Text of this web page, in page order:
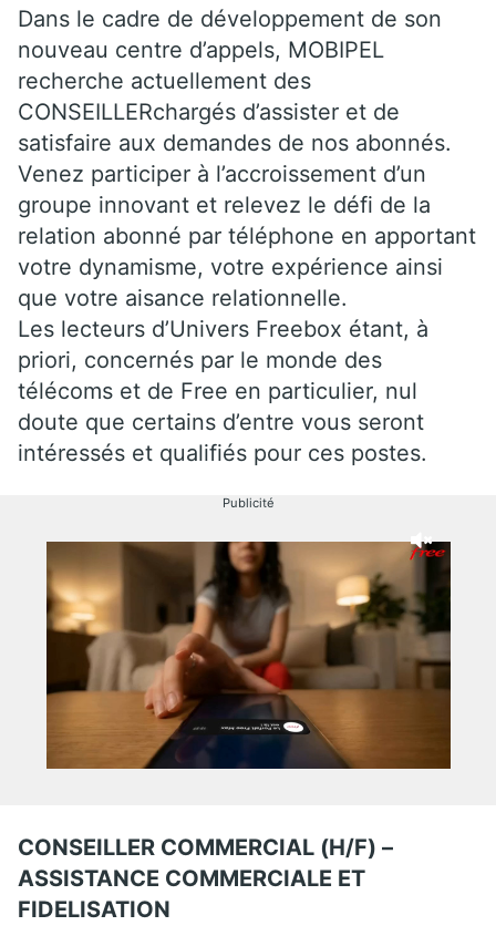
Dans le cadre de développement de son
nouveau centre d’appels, MOBIPEL
recherche actuellement des
CONSEILLERchargés d’assister et de
satisfaire aux demandes de nos abonnés.
Venez participer à l’accroissement d’un
groupe innovant et relevez le défi de la
relation abonné par téléphone en apportant
votre dynamisme, votre expérience ainsi
que votre aisance relationnelle.
Les lecteurs d’Univers Freebox étant, à
priori, concernés par le monde des
télécoms et de Free en particulier, nul
doute que certains d’entre vous seront
intéressés et qualifiés pour ces postes.
Publicité
CONSEILLER COMMERCIAL (H/F) –
ASSISTANCE COMMERCIALE ET
FIDELISATION